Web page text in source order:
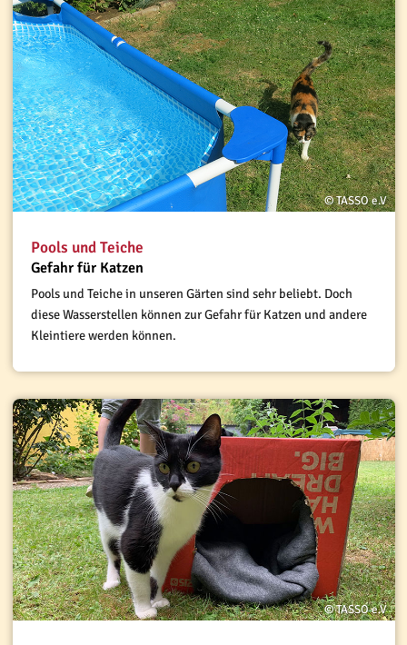
© TASSO e.V
Pools und Teiche
Gefahr für Katzen
Pools und Teiche in unseren Gärten sind sehr beliebt. Doch
diese Wasserstellen können zur Gefahr für Katzen und andere
Kleintiere werden können.
© TASSO e.V